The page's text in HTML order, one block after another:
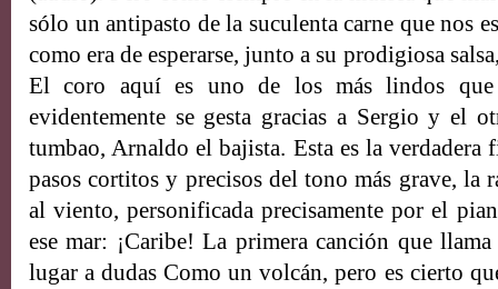
sólo un antipasto de la suculenta carne que nos
como era de esperarse, junto a su prodigiosa
El coro aquí es uno de los más lindos que
evidentemente se gesta gracias a Sergio y el
tumbao, Arnaldo el bajista. Esta es la
pasos cortitos y precisos del tono más grave, la
al viento, personificada precisamente por el
ese mar: ¡Caribe! La primera canción que
lugar a dudas Como un volcán, pero es cierto